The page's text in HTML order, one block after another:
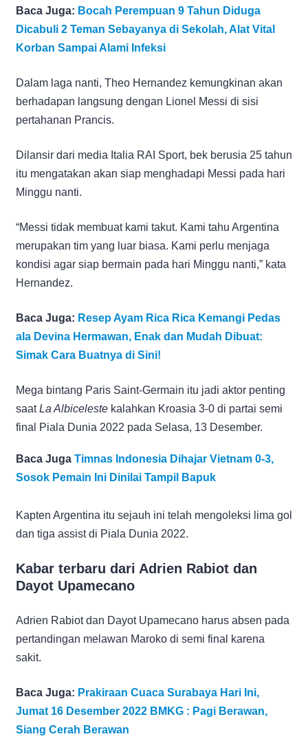
Baca Juga: Bocah Perempuan 9 Tahun Diduga
Dicabuli 2 Teman Sebayanya di Sekolah, Alat Vital
Korban Sampai Alami Infeksi
Dalam laga nanti, Theo Hernandez kemungkinan akan
berhadapan langsung dengan Lionel Messi di sisi
pertahanan Prancis.
Dilansir dari media Italia RAI Sport, bek berusia 25 tahun
itu mengatakan akan siap menghadapi Messi pada hari
Minggu nanti.
“Messi tidak membuat kami takut. Kami tahu Argentina
merupakan tim yang luar biasa. Kami perlu menjaga
kondisi agar siap bermain pada hari Minggu nanti,” kata
Hernandez.
Baca Juga: Resep Ayam Rica Rica Kemangi Pedas
ala Devina Hermawan, Enak dan Mudah Dibuat:
Simak Cara Buatnya di Sini!
Mega bintang Paris Saint-Germain itu jadi aktor penting
saatLa Albiceleste kalahkan Kroasia 3-0 di partai semi
final Piala Dunia 2022 pada Selasa, 13 Desember.
Baca Juga Timnas Indonesia Dihajar Vietnam 0-3,
Sosok Pemain Ini Dinilai Tampil Bapuk
Kapten Argentina itu sejauh ini telah mengoleksi lima gol
dan tiga assist di Piala Dunia 2022.
Kabar terbaru dari Adrien Rabiot dan
Dayot Upamecano
Adrien Rabiot dan Dayot Upamecano harus absen pada
pertandingan melawan Maroko di semi final karena
sakit.
Baca Juga: Prakiraan Cuaca Surabaya Hari Ini,
Jumat 16 Desember 2022 BMKG : Pagi Berawan,
Siang Cerah Berawan